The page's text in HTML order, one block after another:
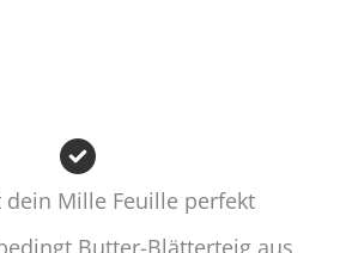
dein Mille Feuille perfekt
Butter-Blätterteig aus